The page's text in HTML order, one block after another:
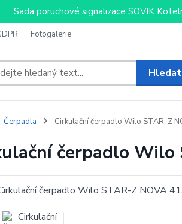
Sada poruchové signalizace SOVIK
Fotogalerie
Hledat
Čerpadla Cirkulační čerpadlo Wilo STAR-Z
čerpadlo Wilo